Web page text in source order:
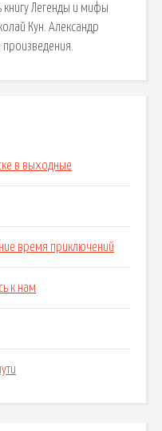
книгу Легенды и мифы
Кун. Александр
в выходные
время приключений
к нам